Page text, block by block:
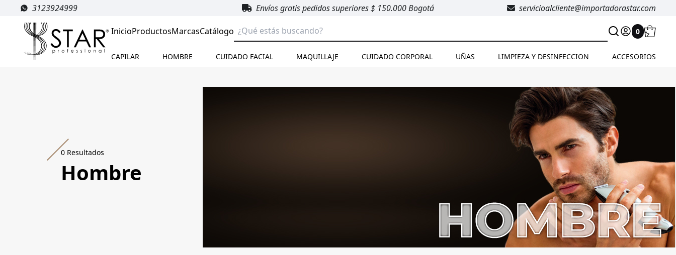
3123924999 Envíos gratis pedidos superiores $ 150.000 Bogotá servicioalcliente@importadorastar.com
InicioProductosMarcasCatálogo 0
CAPILAR HOMBRE CUIDADO FACIAL MAQUILLAJE CUIDADO CORPORAL UÑAS LIMPIEZA Y DESINFECCION ACCESORIOS
0 Resultados
Hombre